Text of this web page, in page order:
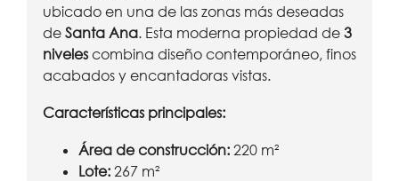
ubicado en una de las zonas más deseadas
de Santa Ana. Esta moderna propiedad de 3
niveles combina diseño contemporáneo, finos
acabados y encantadoras vistas.
Características principales:
Área de construcción: 220 m²
Lote: 267 m²